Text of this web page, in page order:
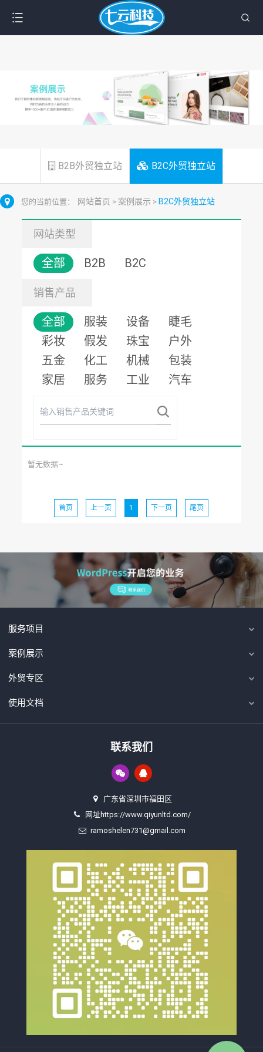
B2B外贸独立站 B2C外贸独立站
您的当前位置： 网站首页 > 案例展示 > B2C外贸独立站
网站类型
全部 B2B B2C
销售产品
全部 服装 设备
睫毛
彩妆
假发 珠宝
户外
五金
化工 机械
包装
家居
服务 工业 汽车
暂无数据~
首页 上一页 1 下一页 尾页
服务项目
案例展示
外贸专区
使用文档
联系我们
广东省深圳市福田区
网址https://www.qiyunltd.com/
ramoshelen731@gmail.com